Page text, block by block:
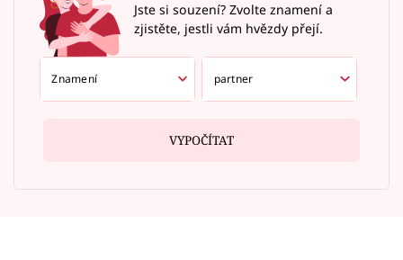
Jste si souzení? Zvolte znamení a
zjistěte, jestli vám hvězdy přejí.
VYPOČÍTAT